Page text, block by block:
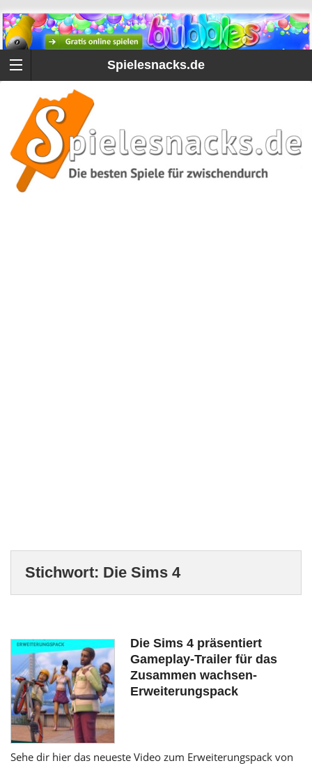
Spielesnacks.de
Stichwort: Die Sims 4
Die Sims 4 präsentiert
Gameplay-Trailer für das
Zusammen wachsen-
Erweiterungspack
Sehe dir hier das neueste Video zum Erweiterungspack von